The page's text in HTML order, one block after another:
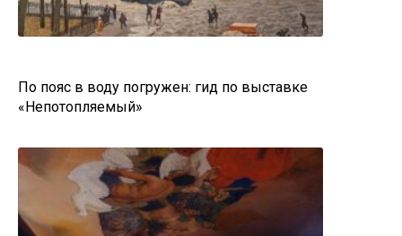
По пояс в воду погружен: гид по выставке
«Непотопляемый»